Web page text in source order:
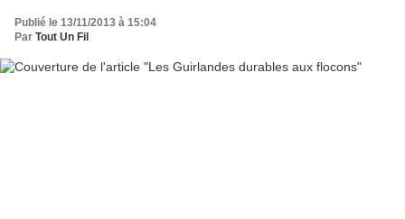
Publié le 13/11/2013 à 15:04
Par Tout Un Fil